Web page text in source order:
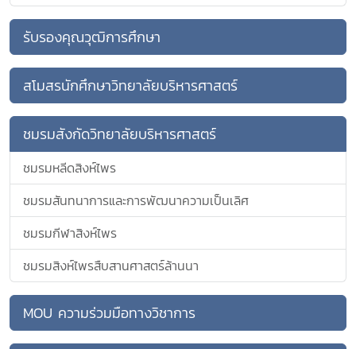
รับรองคุณวุฒิการศึกษา
สโมสรนักศึกษาวิทยาลัยบริหารศาสตร์
ชมรมสังกัดวิทยาลัยบริหารศาสตร์
ชมรมหลีดสิงห์ไพร
ชมรมสันทนาการและการพัฒนาความเป็นเลิศ
ชมรมกีฬาสิงห์ไพร
ชมรมสิงห์ไพรสืบสานศาสตร์ล้านนา
MOU ความร่วมมือทางวิชาการ